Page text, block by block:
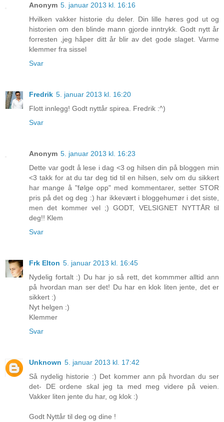
Anonym 5. januar 2013 kl. 16:16
Hvilken vakker historie du deler. Din lille høres god ut og
historien om den blinde mann gjorde inntrykk. Godt nytt år
forresten ,jeg håper ditt år blir av det gode slaget. Varme
klemmer fra sissel
Svar
Fredrik 5. januar 2013 kl. 16:20
Flott innlegg! Godt nyttår spirea. Fredrik :^)
Svar
Anonym 5. januar 2013 kl. 16:23
Dette var godt å lese i dag <3 og hilsen din på bloggen min
<3 takk for at du tar deg tid til en hilsen, selv om du sikkert
har mange å "følge opp" med kommentarer, setter STOR
pris på det og deg :) har ikkevært i bloggehumør i det siste,
men det kommer vel ;) GODT, VELSIGNET NYTTÅR til
deg!! Klem
Svar
Frk Elton 5. januar 2013 kl. 16:45
Nydelig fortalt :) Du har jo så rett, det kommmer alltid ann
på hvordan man ser det! Du har en klok liten jente, det er
sikkert :)
Nyt helgen :)
Klemmer
Svar
Unknown 5. januar 2013 kl. 17:42
Så nydelig historie :) Det kommer ann på hvordan du ser
det- DE ordene skal jeg ta med meg videre på veien.
Vakker liten jente du har, og klok :)
Godt Nyttår til deg og dine !